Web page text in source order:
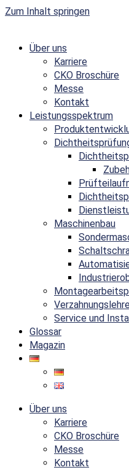
Zum Inhalt springen
Über uns
Karriere
CKO Broschüre
Messe
Kontakt
Leistungsspektrum
Maschinenbau
Service und
Glossar
Magazin
Über uns
Karriere
CKO Broschüre
Messe
Kontakt